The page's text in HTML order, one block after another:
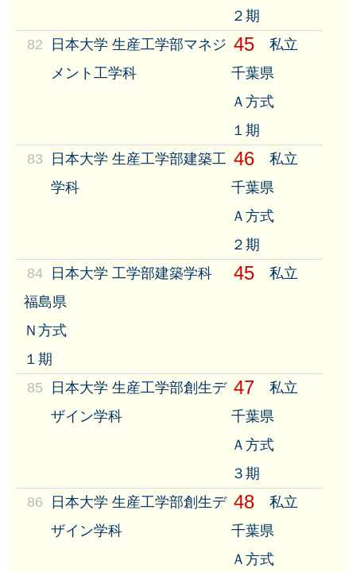
２期
82
日本大学 生産工学部マネジ
メント工学科
45
私立
千葉県
Ａ方式
１期
83
日本大学 生産工学部建築工
学科
46
私立
千葉県
Ａ方式
２期
84
日本大学 工学部建築学科 45
私立
福島県
Ｎ方式
１期
85
日本大学 生産工学部創生デ
ザイン学科
47
私立
千葉県
Ａ方式
３期
86
日本大学 生産工学部創生デ
ザイン学科
48
私立
千葉県
Ａ方式